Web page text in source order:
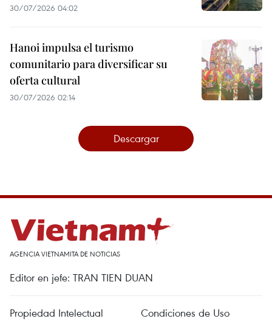
30/07/2026 04:02
Hanoi impulsa el turismo
comunitario para diversificar su
oferta cultural
30/07/2026 02:14
Descargar
AGENCIA VIETNAMITA DE NOTICIAS
Editor en jefe: TRAN TIEN DUAN
Propiedad Intelectual Condiciones de Uso